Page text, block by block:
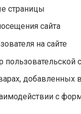
страницы
сайта
на сайте
пользовательской
добавленных
с